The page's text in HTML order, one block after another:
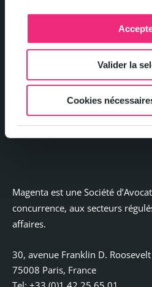
Valider la
Cookies
Magenta est une Société
concurrence, aux secteurs
affaires.
30, avenue Franklin D. Roosevelt
75008 Paris, France
Politique de confidentialité
Mentions